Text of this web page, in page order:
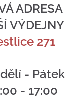
ADRESA
VÝDEJNY
271
- Pátek
- 17:00